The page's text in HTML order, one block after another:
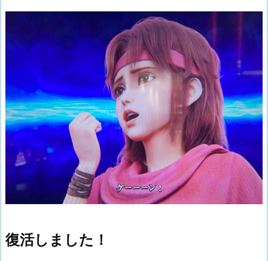
復活しました！